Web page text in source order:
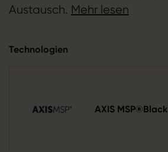
Austausch. Mehr lesen
Technologien
AXIS MSP®Black